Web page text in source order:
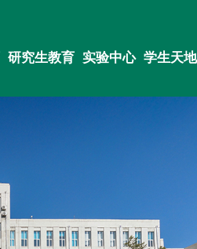
研究生教育 实验中心 学生天地